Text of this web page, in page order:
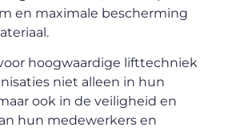
en maximale bescherming
hoogwaardige lifttechniek
niet alleen in hun
ook in de veiligheid en
hun medewerkers en